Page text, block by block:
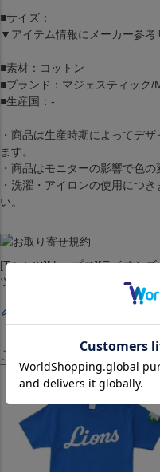
■サイズ：
▼アイテム情報にメーカー参考
■素材：コットン
■ブランド：マジェスティック/
■生産国：-
・商品は生産時期によってデ
ます。
・商品はモニターの影響で色
・洗濯・アイロンの使用につ
い。
[Tシャツ][トップス][ライオン
ツ ][埼玉西武ライオンズ][NPB
この商品を見たお客様